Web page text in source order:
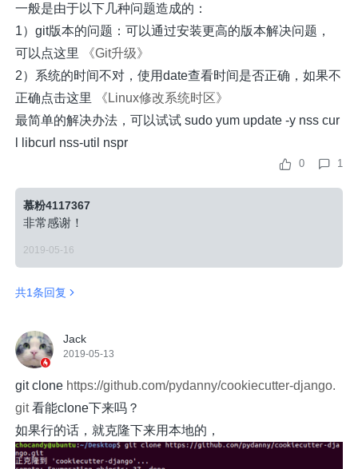
一般是由于以下几种问题造成的：
1）git版本的问题：可以通过安装更高的版本解决问题，
可以点这里
《Git升级》
2）系统的时间不对，使用date查看时间是否正确，如果不
正确点击这里
《Linux修改系统时区》
最简单的解决办法，可以试试sudo yum update -y nss cur
l libcurl nss-util nspr
0 1
慕粉4117367
非常感谢！
2019-05-16
共1条回复
Jack
2019-05-13
git clone https://github.com/pydanny/cookiecutter-django.
git看能clone下来吗？
如果行的话，就克隆下来用本地的，